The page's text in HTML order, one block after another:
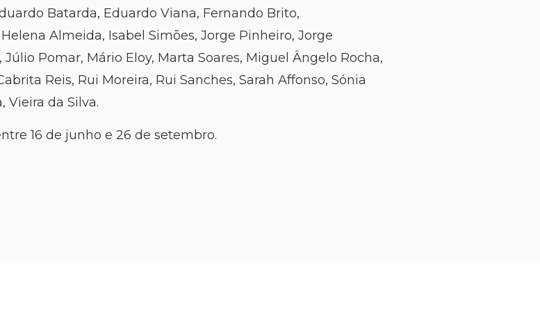
Batarda, Eduardo Viana, Fernando Brito,
Almeida, Isabel Simões, Jorge Pinheiro, Jorge
Pomar, Mário Eloy, Marta Soares, Miguel Ângelo Rocha,
Reis, Rui Moreira, Rui Sanches, Sarah Affonso, Sónia
Vieira da Silva.
16 de junho e 26 de setembro.